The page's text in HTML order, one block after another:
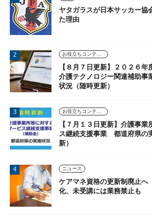
ヤタガラスが日本サッカー協
た理由
【８月７日更新】２０２６
介護テクノロジー関連補助
状況（随時更新）
【７月１３日更新】介護事
ス継続支援事業 都道府県の
新）
ニュース
ケアマネ資格の更新制廃止
化、未受講には業務禁止も